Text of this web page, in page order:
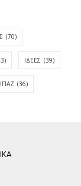
(70)
ΙΔΈΕΣ (39)
(36)